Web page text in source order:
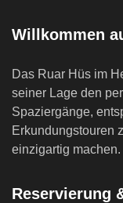
Willkommen
Das Ruar Hüs im
seiner Lage den
Spaziergänge,
Erkundungstouren
einzigartig machen.
Reservierung